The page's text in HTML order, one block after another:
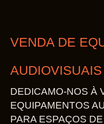
VENDA DE
DEDICAMO-NOS À
EQUIPAMENTOS
PARA ESPAÇOS